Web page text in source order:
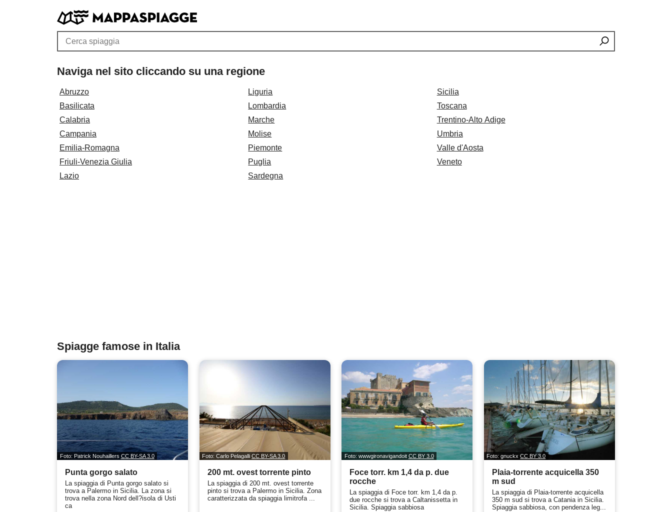
Naviga nel sito cliccando su una regione
Abruzzo
Basilicata
Calabria
Campania
Emilia-Romagna
Friuli-Venezia Giulia
Lazio
Liguria
Lombardia
Marche
Molise
Piemonte
Puglia
Sardegna
Sicilia
Toscana
Trentino-Alto Adige
Umbria
Valle d'Aosta
Veneto
Spiagge famose in Italia
Foto: Patrick Nouhaillers CC BY-SA 3.0
Punta gorgo salato
La spiaggia di Punta gorgo salato si
trova a Palermo in Sicilia. La zona si
trova nella zona Nord dell?isola di Usti
ca
Foto: Carlo PelagalliCC BY-SA 3.0
200 mt. ovest torrente pinto
La spiaggia di 200 mt. ovest torrente
pinto si trova a Palermo in Sicilia. Zona
caratterizzata da spiaggia limitrofa ...
Foto: wwwgironavigandoit CC BY 3.0
Foce torr. km 1,4 da p. due
rocche
La spiaggia di Foce torr. km 1,4 da p.
due rocche si trova a Caltanissetta in
Sicilia. Spiaggia sabbiosa
Foto: gnuckxCC BY 3.0
Plaia-torrente acquicella 350
m sud
La spiaggia di Plaia-torrente acquicella
350 m sud si trova a Catania in Sicilia.
Spiaggia sabbiosa, con pendenza leg...